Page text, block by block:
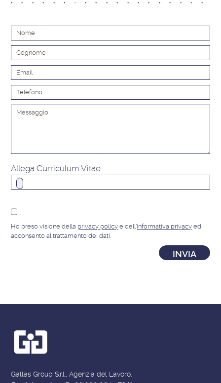
Allega Curriculum Vitae
Ho preso visione della privacy policy e dell'informativa privacy ed
acconsento al trattamento dei dati.
Gallas Group S.r.l., Agenzia del Lavoro.